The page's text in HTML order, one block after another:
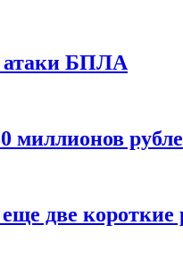
атаки БПЛА
миллионов
две короткие